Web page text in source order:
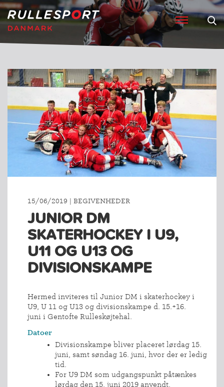
15/06/2019 | BEGIVENHEDER
JUNIOR DM
SKATERHOCKEY I U9,
U11 OG U13 OG
DIVISIONSKAMPE
Hermed inviteres til Junior DM i skaterhockey i
U9, U 11 og U13 og divisionskampe d. 15.+16.
juni i Gentofte Rulleskøjtehal.
Datoer
Divisionskampe bliver placeret lørdag 15.
juni, samt søndag 16. juni, hvor der er ledig
tid.
For U9 DM som udgangspunkt påtænkes
lørdag den 15. juni 2019 anvendt.